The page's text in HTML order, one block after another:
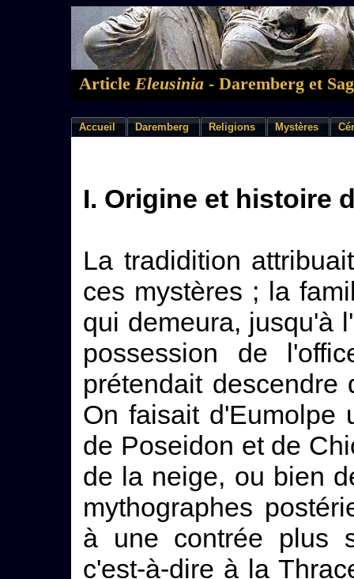
Article Eleusinia - Daremberg et
Accueil Daremberg Religions Mystères
I. Origine et histoire
La tradidition
ces mystères ; la
qui demeura, jusqu'à
possession de
prétendait descendre
On faisait d'Eumolpe
de Poseidon et de
de la neige, ou bien
mythographes
à une contrée plus
c'est-à-dire à la